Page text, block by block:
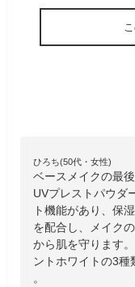
ひろち(50代・女性)
ベースメイクの最
UVプレストパウダ
ト機能があり、保
を配合し、メイク
から肌を守ります
ントホワイトの3
。